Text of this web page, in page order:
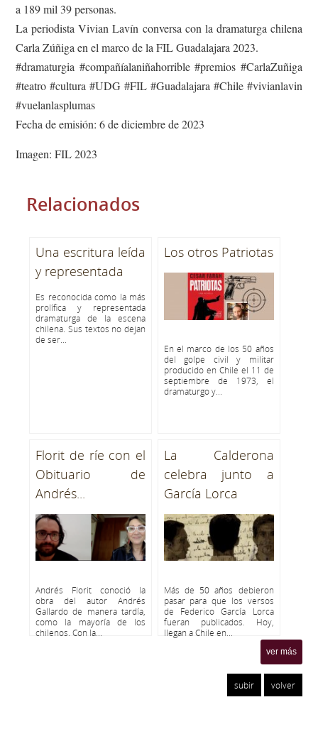
a 189 mil 39 personas.
La periodista Vivian Lavín conversa con la dramaturga chilena
Carla Zúñiga en el marco de la FIL Guadalajara 2023.
#dramaturgia #compañíalaniñahorrible #premios #CarlaZuñiga
#teatro #cultura #UDG #FIL #Guadalajara #Chile #vivianlavin
#vuelanlasplumas
Fecha de emisión: 6 de diciembre de 2023
Imagen: FIL 2023
Relacionados
Una escritura leída
y representada
Es reconocida como la más
prolífica y representada
dramaturga de la escena
chilena. Sus textos no dejan
de ser...
Los otros Patriotas
En el marco de los 50 años
del golpe civil y militar
producido en Chile el 11 de
septiembre de 1973, el
dramaturgo y...
Florit de ríe con el
Obituario de
Andrés...
Andrés Florit conoció la
obra del autor Andrés
Gallardo de manera tardía,
como la mayoría de los
chilenos. Con la...
La Calderona
celebra junto a
García Lorca
Más de 50 años debieron
pasar para que los versos
de Federico García Lorca
fueran publicados. Hoy,
llegan a Chile en...
ver más
subir volver